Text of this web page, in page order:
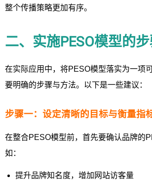
整个传播策略更加有序。
二、实施PESO模型的
在实际应用中，将PESO模型落实为一项
要明确的步骤与方法。以下是一些建议：
步骤一：设定清晰的目标与衡量指
在整合PESO模型前，首先要确认品牌的
如：
提升品牌知名度，增加网站访客量